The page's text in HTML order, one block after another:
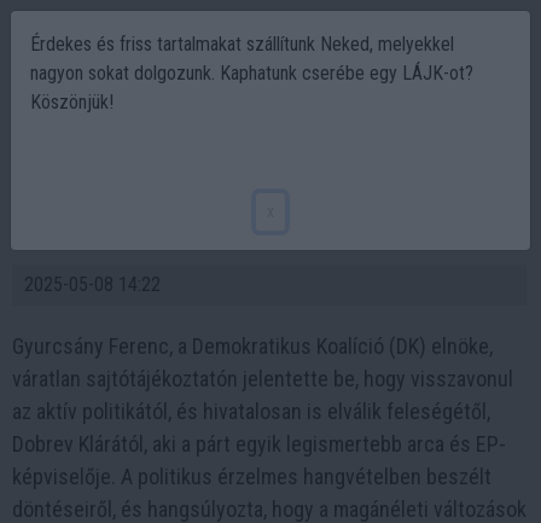
2025-05-08 14:22
Gyurcsány Ferenc, a Demokratikus Koalíció (DK) elnöke,
váratlan sajtótájékoztatón jelentette be, hogy visszavonul
az aktív politikától, és hivatalosan is elválik feleségétől,
Dobrev Klárától, aki a párt egyik legismertebb arca és EP-
képviselője. A politikus érzelmes hangvételben beszélt
döntéseiről, és hangsúlyozta, hogy a magánéleti változások
Érdekes és friss tartalmakat szállítunk Neked, melyekkel
nagyon sokat dolgozunk. Kaphatunk cserébe egy LÁJK-ot?
Köszönjük!